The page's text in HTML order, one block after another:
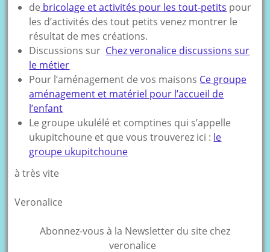
de bricolage et activités pour les tout-petits pour
les d’activités des tout petits venez montrer le
résultat de mes créations.
Discussions sur Chez veronalice discussions sur
le métier
Pour l’aménagement de vos maisons Ce groupe
aménagement et matériel pour l’accueil de
l’enfant
Le groupe ukulélé et comptines qui s’appelle
ukupitchoune et que vous trouverez ici : le
groupe ukupitchoune
à très vite
Veronalice
Abonnez-vous à la Newsletter du site chez
veronalice